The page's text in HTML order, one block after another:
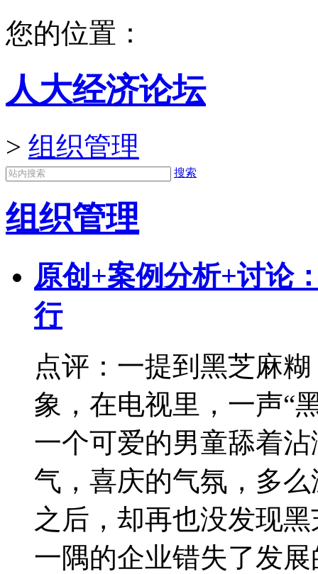
您的位置：
人大经济论坛
> 组织管理
搜索
组织管理
原创+案例分析+讨论
行
点评：一提到黑芝麻
象，在电视里，一声
一个可爱的男童舔着
气，喜庆的气氛，多
之后，却再也没发现
一隅的企业错失了发